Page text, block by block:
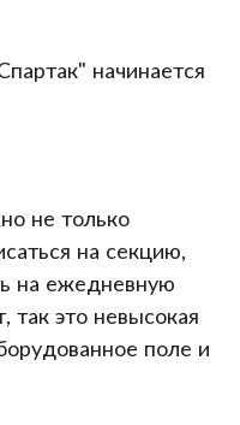
начинается
не только
на секцию,
на ежедневную
так это невысокая
поле и